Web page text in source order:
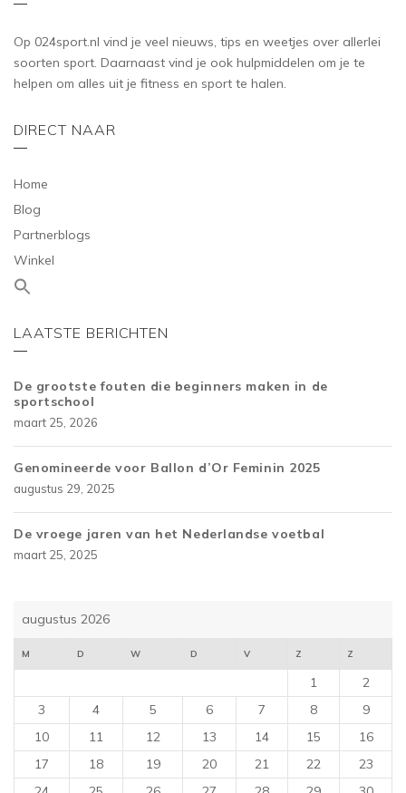
Op 024sport.nl vind je veel nieuws, tips en weetjes over allerlei
soorten sport. Daarnaast vind je ook hulpmiddelen om je te
helpen om alles uit je fitness en sport te halen.
DIRECT NAAR
Home
Blog
Partnerblogs
Winkel
LAATSTE BERICHTEN
De grootste fouten die beginners maken in de
sportschool
maart 25, 2026
Genomineerde voor Ballon d’Or Feminin 2025
augustus 29, 2025
De vroege jaren van het Nederlandse voetbal
maart 25, 2025
augustus 2026
M D W D V Z Z
1
2
3
4 5 6 7 8
9
10
11 12 13 14 15
16
17
18 19 20 21 22
23